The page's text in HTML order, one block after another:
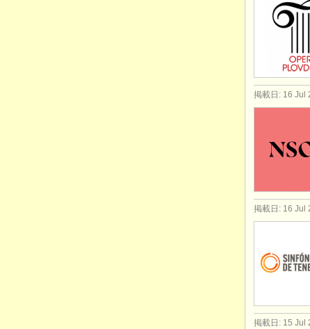
掲載日: 16 Jul
掲載日: 16 Jul
掲載日: 15 Jul